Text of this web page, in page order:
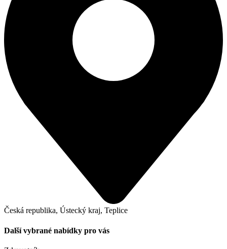
Česká republika, Ústecký kraj, Teplice
Další vybrané nabídky pro vás